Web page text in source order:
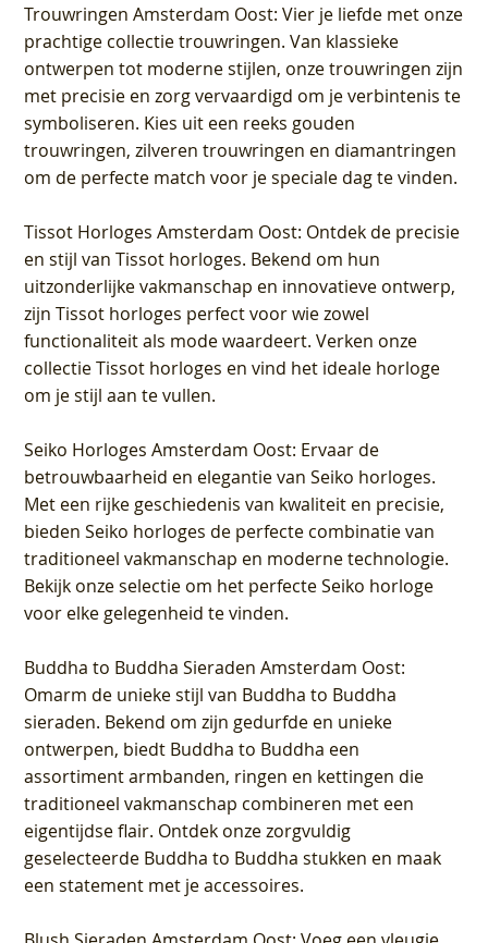
Trouwringen Amsterdam Oost: Vier je liefde met onze
prachtige collectie trouwringen. Van klassieke
ontwerpen tot moderne stijlen, onze trouwringen zijn
met precisie en zorg vervaardigd om je verbintenis te
symboliseren. Kies uit een reeks gouden
trouwringen, zilveren trouwringen en diamantringen
om de perfecte match voor je speciale dag te vinden.
Tissot Horloges Amsterdam Oost: Ontdek de precisie
en stijl van Tissot horloges. Bekend om hun
uitzonderlijke vakmanschap en innovatieve ontwerp,
zijn Tissot horloges perfect voor wie zowel
functionaliteit als mode waardeert. Verken onze
collectie Tissot horloges en vind het ideale horloge
om je stijl aan te vullen.
Seiko Horloges Amsterdam Oost: Ervaar de
betrouwbaarheid en elegantie van Seiko horloges.
Met een rijke geschiedenis van kwaliteit en precisie,
bieden Seiko horloges de perfecte combinatie van
traditioneel vakmanschap en moderne technologie.
Bekijk onze selectie om het perfecte Seiko horloge
voor elke gelegenheid te vinden.
Buddha to Buddha Sieraden Amsterdam Oost:
Omarm de unieke stijl van Buddha to Buddha
sieraden. Bekend om zijn gedurfde en unieke
ontwerpen, biedt Buddha to Buddha een
assortiment armbanden, ringen en kettingen die
traditioneel vakmanschap combineren met een
eigentijdse flair. Ontdek onze zorgvuldig
geselecteerde Buddha to Buddha stukken en maak
een statement met je accessoires.